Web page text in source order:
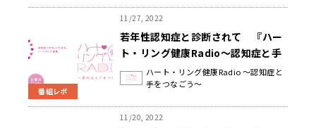
番組レポ
11/27, 2022
若年性認知症と診断されて 『ハー
ト・リング健康Radio～認知症と手
をつなごう〜 』
ハート・リング健康Radio ～認知症と
手をつなごう～
11/20, 2022